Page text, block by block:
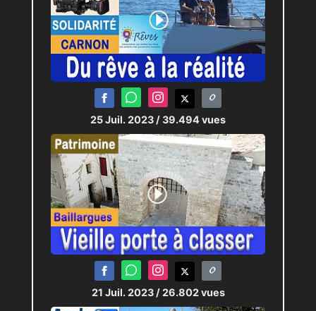
Technicien : Antoine RODRIGUEZ
Montage :Sylvain SALVADO
, Erin
COURET, assistante
25 Juil. 2023 / 39.494 vues
21 Juil. 2023 / 26.802 vues